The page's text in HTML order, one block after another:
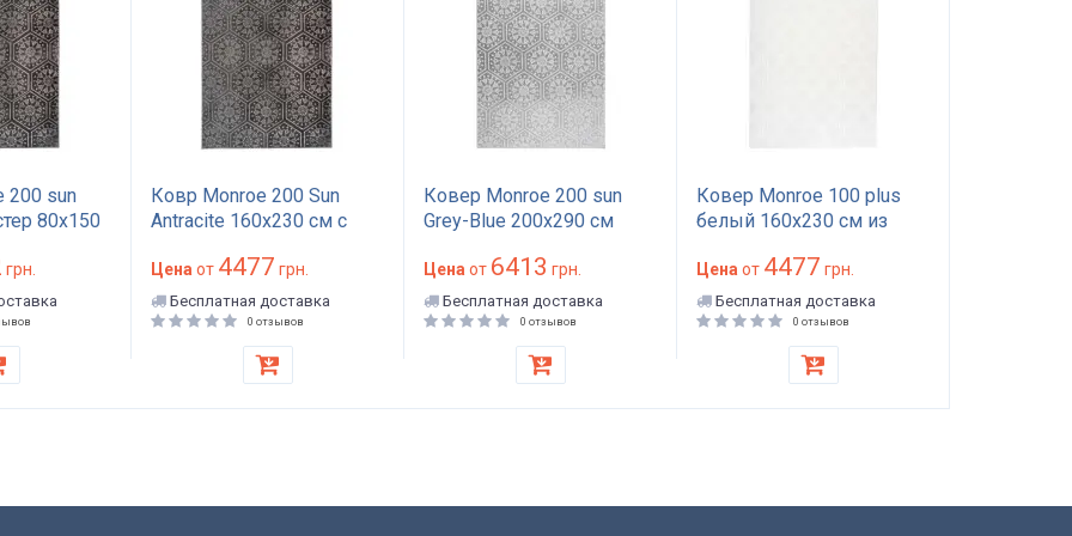
200 sun
80x150
принт
K418
грн.
Ковр Monroe 200 Sun
Antracite 160x230 см с
микрополиэстера серый
прямоугольный арт: APP-
K417
Цена от 4477 грн.
Бесплатная доставка
0 отзывов
Ковер Monroe 200 sun
Grey-Blue 200x290 см
коротким ворсом,
полиэстер, мягкий
дизайнерский для дома и
гостиной арт: APP-K420
Цена от 6413 грн.
Бесплатная доставка
0 отзывов
Ковер Monroe 100 plus
белый 160х230 см из
короткий ворс,
антискользящая основа
для дома и гостиной арт:
Цена от 4477 грн.
Бесплатная доставка
0 отзывов